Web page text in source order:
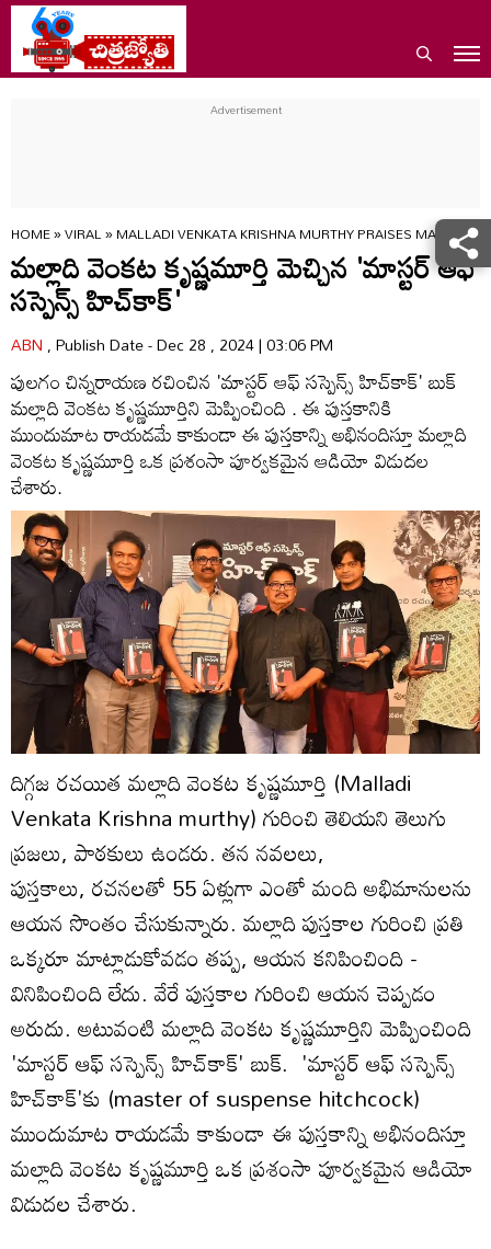
HOME»VIRAL»MALLADI VENKATA KRISHNA MURTHY PRAISES MASTER
మల్లాది వెంకట కృష్ణమూర్తి మెచ్చిన 'మాస్టర్ ఆఫ్
సస్పెన్స్ హిచ్‌కాక్'
ABN, Publish Date - Dec 28 , 2024 | 03:06 PM
పులగం చిన్నరాయణ రచించిన 'మాస్టర్ ఆఫ్ సస్పెన్స్ హిచ్‌కాక్' బుక్
మల్లాది వెంకట కృష్ణమూర్తిని మెప్పించింది . ఈ పుస్తకానికి
ముందుమాట రాయడమే కాకుండా ఈ పుస్తకాన్ని అభినందిస్తూ మల్లాది
వెంకట కృష్ణమూర్తి ఒక ప్రశంసా పూర్వకమైన ఆడియో విడుదల
చేశారు.
దిగ్గజ రచయిత మల్లాది వెంకట కృష్ణమూర్తి (Malladi
Venkata Krishna murthy) గురించి తెలియని తెలుగు
ప్రజలు, పాఠకులు ఉండరు. తన నవలలు,
పుస్తకాలు, రచనలతో 55 ఏళ్లుగా ఎంతో మంది అభిమానులను
ఆయన సొంతం చేసుకున్నారు. మల్లాది పుస్తకాల గురించి ప్రతి
ఒక్కరూ మాట్లాడుకోవడం తప్ప, ఆయన కనిపించింది -
వినిపించింది లేదు. వేరే పుస్తకాల గురించి ఆయన చెప్పడం
అరుదు. అటువంటి మల్లాది వెంకట కృష్ణమూర్తిని మెప్పించింది
'మాస్టర్ ఆఫ్ సస్పెన్స్ హిచ్‌కాక్' బుక్. 'మాస్టర్ ఆఫ్ సస్పెన్స్
హిచ్‌కాక్'కు (master of suspense hitchcock)
ముందుమాట రాయడమే కాకుండా ఈ పుస్తకాన్ని అభినందిస్తూ
మల్లాది వెంకట కృష్ణమూర్తి ఒక ప్రశంసా పూర్వకమైన ఆడియో
విడుదల చేశారు.